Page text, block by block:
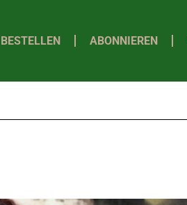
BESTELLEN ABONNIEREN